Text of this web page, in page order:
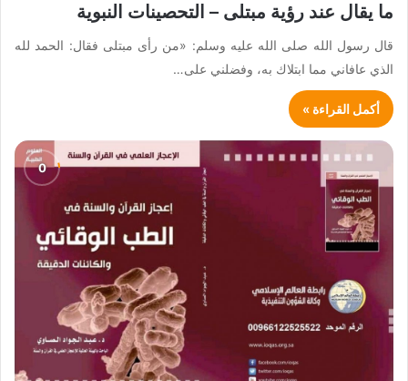
ما يقال عند رؤية مبتلى – التحصينات النبوية
قال رسول الله صلى الله عليه وسلم: «من رأى مبتلى فقال: الحمد لله
الذي عافاني مما ابتلاك به، وفضلني على…
أكمل القراءة »